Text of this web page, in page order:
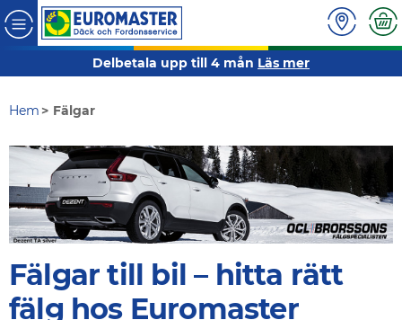
Delbetala upp till 4 mån Läs mer
Hem Fälgar
Fälgar till bil – hitta rätt
fälg hos Euromaster